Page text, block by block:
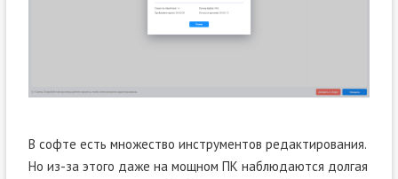
В софте есть множество инструментов редактирования.
Но из-за этого даже на мощном ПК наблюдаются долгая